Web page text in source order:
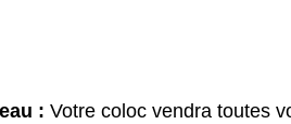
: Votre coloc vendra toutes